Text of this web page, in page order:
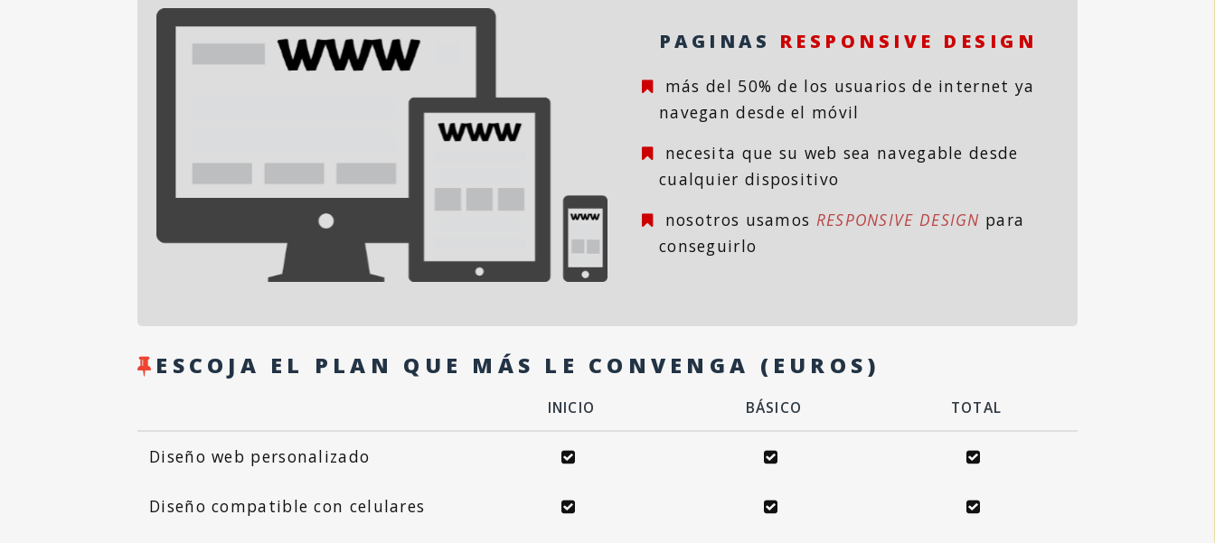
PAGINAS RESPONSIVE DESIGN
más del 50% de los usuarios de internet ya
navegan desde el móvil
necesita que su web sea navegable desde
cualquier dispositivo
nosotros usamos RESPONSIVE DESIGN para
conseguirlo
ESCOJA EL PLAN QUE MÁS LE CONVENGA (EUROS)
INICIO BÁSICO TOTAL
Diseño web personalizado
Diseño compatible con celulares